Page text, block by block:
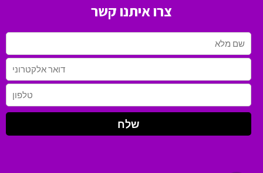
צרו איתנו קשר